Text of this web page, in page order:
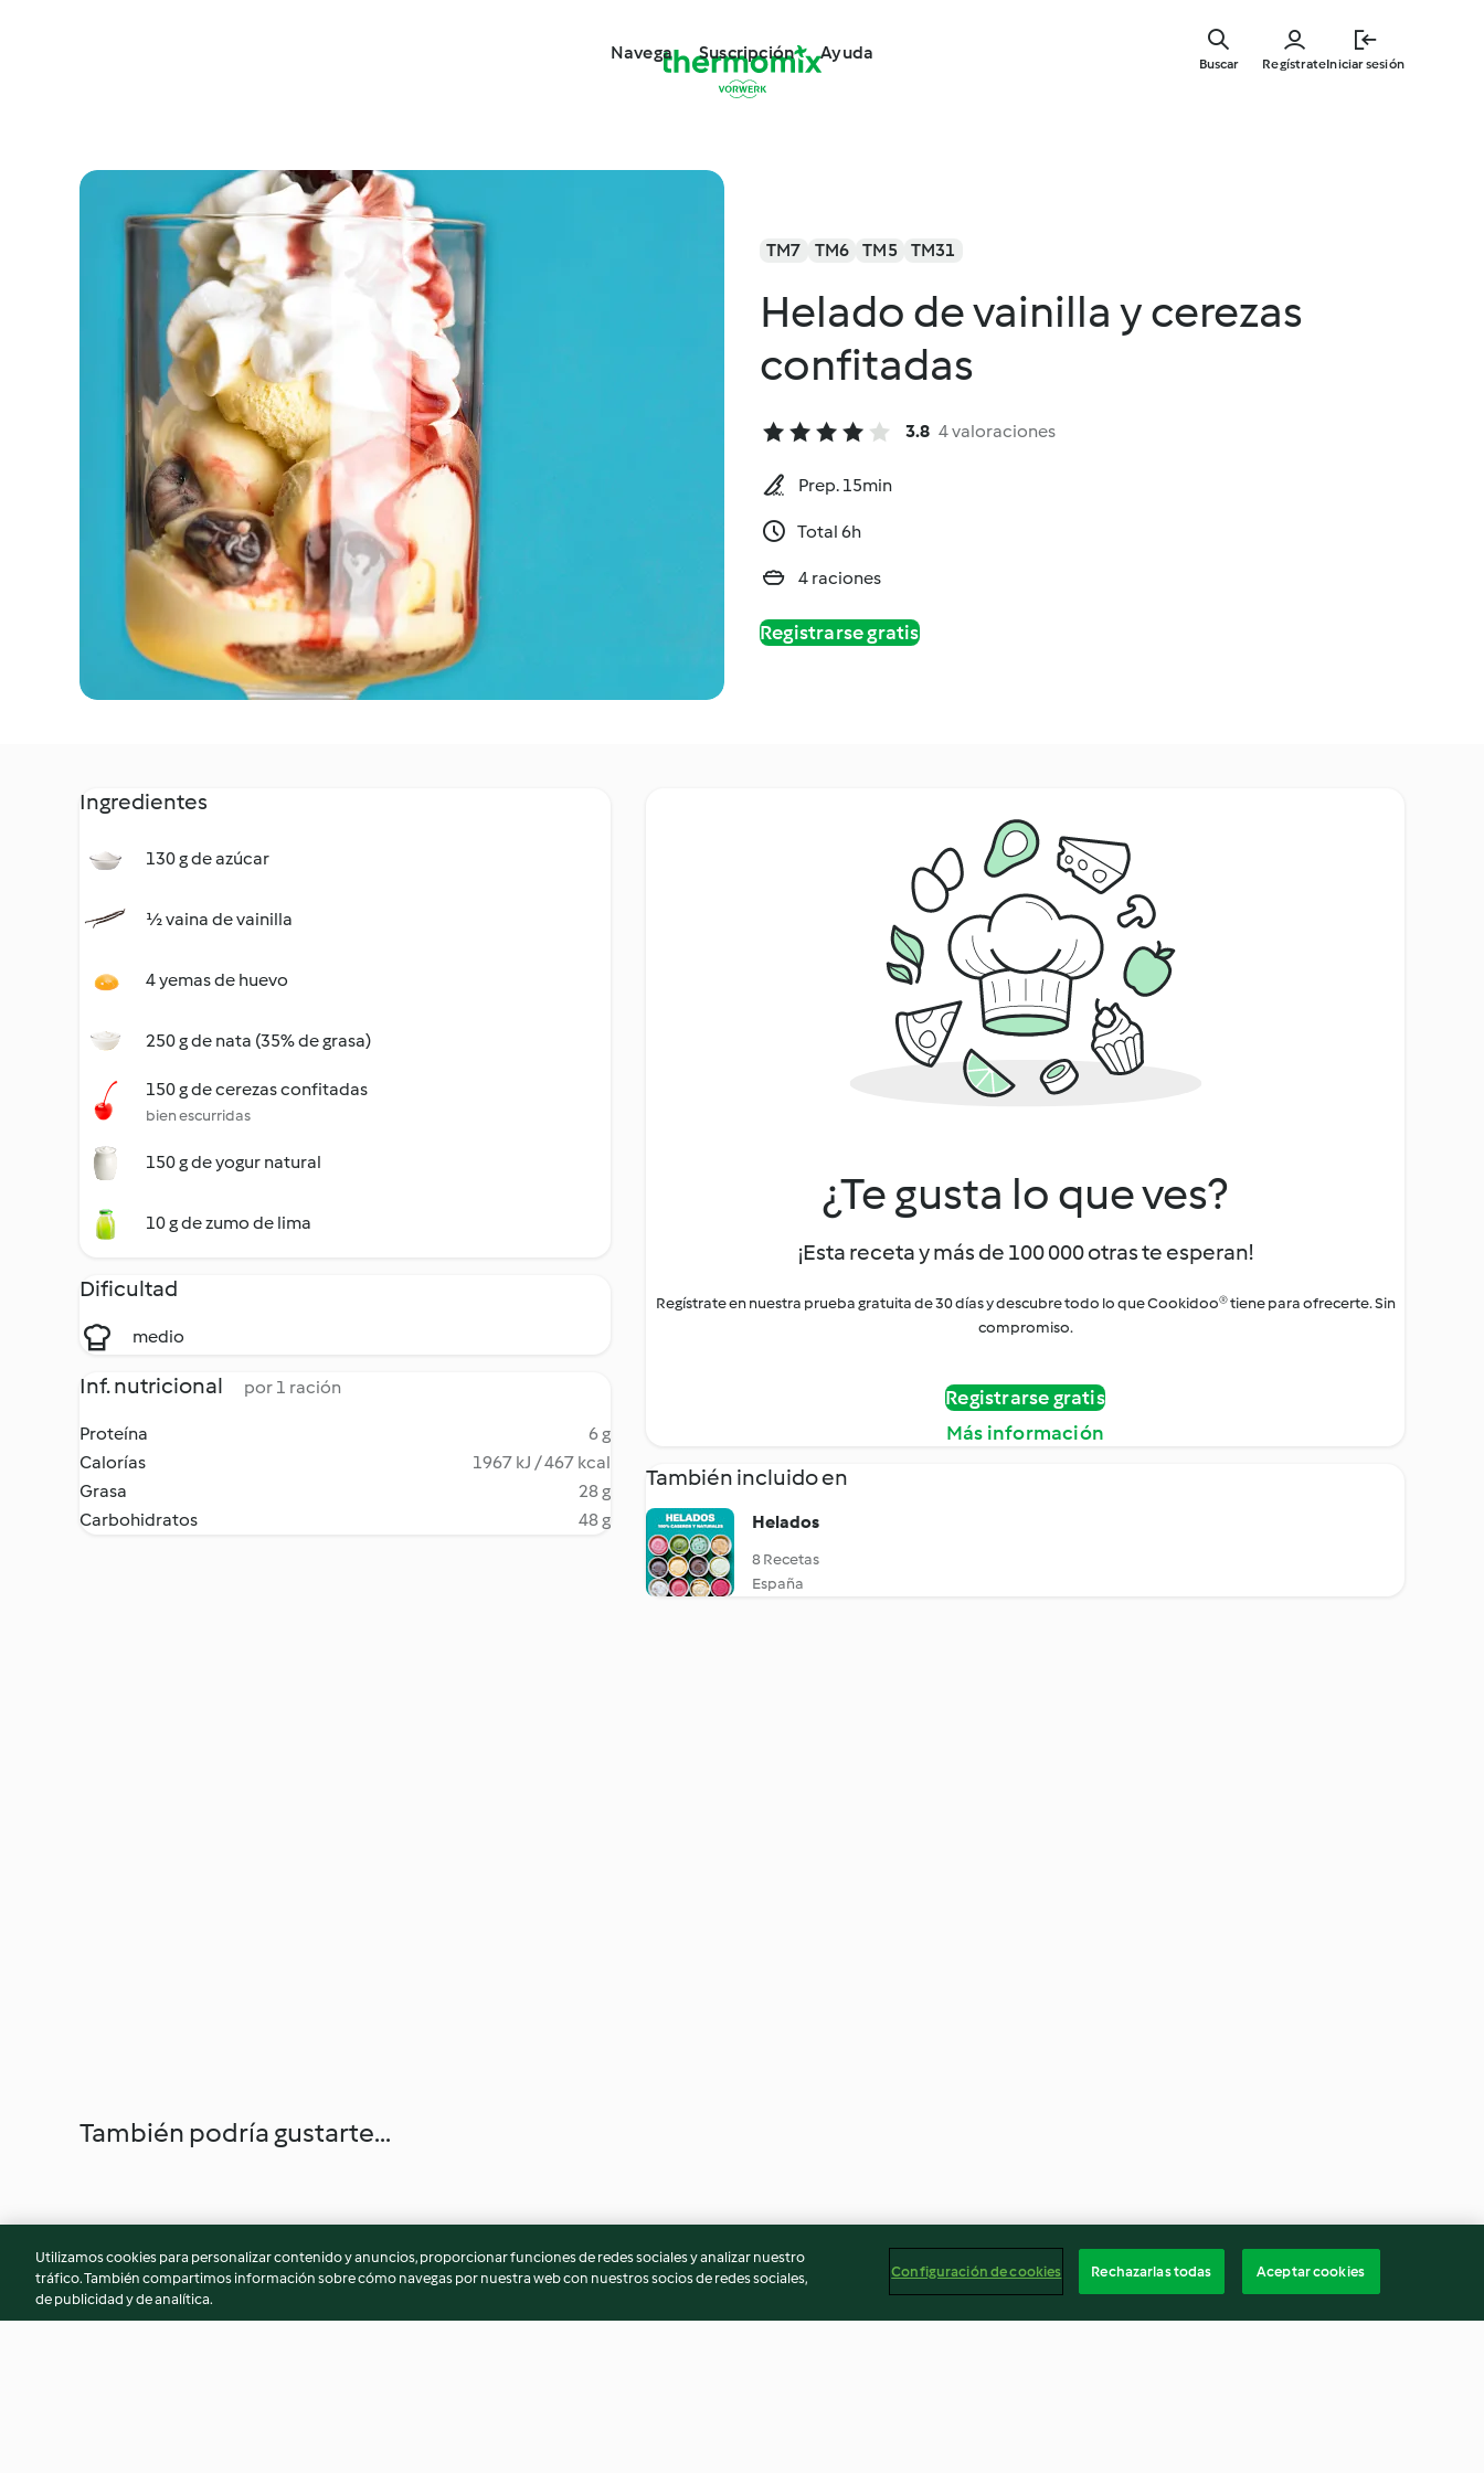
Navega Suscripción Ayuda
RegístrateIniciar sesión
Buscar
TM7 TM6 TM5 TM31
Helado de vainilla y cerezas
confitadas
3.8 4 valoraciones
Prep. 15min
Total 6h
4 raciones
Registrarse gratis
Ingredientes
130 g de azúcar
½ vaina de vainilla
4 yemas de huevo
250 g de nata (35% de grasa)
150 g de cerezas confitadas
bien escurridas
150 g de yogur natural
10 g de zumo de lima
Dificultad
medio
Inf. nutricional por 1 ración
Proteína
6 g
Calorías
1967 kJ / 467 kcal
Grasa
28 g
Carbohidratos
48 g
¿Te gusta lo que ves?
¡Esta receta y más de 100 000 otras te esperan!
Regístrate en nuestra prueba gratuita de 30 días y descubre todo lo que Cookidoo® tiene para ofrecerte. Sin
compromiso.
Registrarse gratis
Más información
También incluido en
Helados
8 Recetas
España
También podría gustarte...
Utilizamos cookies para personalizar contenido y anuncios, proporcionar funciones de redes sociales y analizar nuestro
tráfico. También compartimos información sobre cómo navegas por nuestra web con nuestros socios de redes sociales,
de publicidad y de analítica.
Configuración de cookies Rechazarlas todas Aceptar cookies